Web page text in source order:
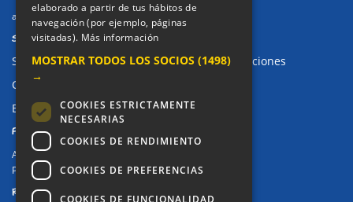
alkor@colegioalkor.com
SUGERENCIAS Y CANAL DE DENUNCIAS
Sugerencias, Quejas, Reclamaciones y Felicitaciones
Canal de denuncias
Buzón denuncia drogas CM
PRIVACIDAD
Aviso legal / Política de privacidad
Política de Cookies
REDES SOCIALES
elaborado a partir de tus hábitos de
navegación (por ejemplo, páginas
visitadas). Más información
MOSTRAR TODOS LOS SOCIOS (1498)
→
COOKIES ESTRICTAMENTE
NECESARIAS
COOKIES DE RENDIMIENTO
COOKIES DE PREFERENCIAS
COOKIES DE FUNCIONALIDAD